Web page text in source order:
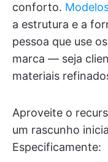
conforto.
a estrutura e a
pessoa que use
marca — seja
materiais
Aproveite o
um rascunho
Especificamente: